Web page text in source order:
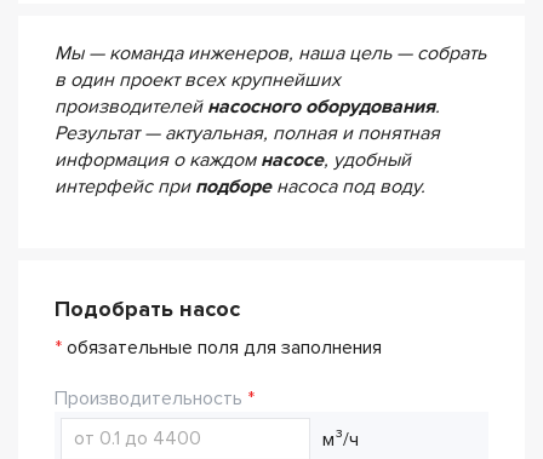
Мы — команда инженеров, наша цель — собрать
в один проект всех крупнейших
производителей насосного оборудования.
Результат — актуальная, полная и понятная
информация о каждом насосе, удобный
интерфейс при подборенасоса под воду.
Подобрать насос
* обязательные поля для заполнения
Производительность
м³/ч